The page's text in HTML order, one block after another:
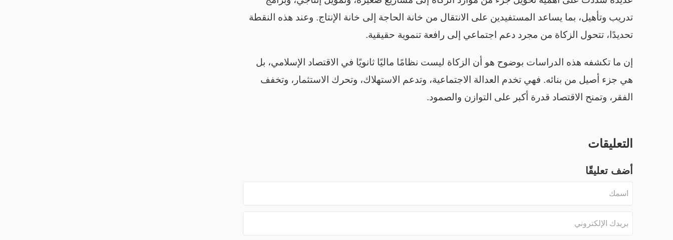
تدريب وتأهيل، بما يساعد المستفيدين على الانتقال من خانة الحاجة إلى خانة الإنتاج. وعند هذه النقطة
تحديدًا، تتحول الزكاة من مجرد دعم اجتماعي إلى رافعة تنموية حقيقية.
إن ما تكشفه هذه الدراسات بوضوح هو أن الزكاة ليست نظامًا ماليًا ثانويًا في الاقتصاد الإسلامي، بل
هي جزء أصيل من بنائه. فهي تخدم العدالة الاجتماعية، وتدعم الاستهلاك، وتحرك الاستثمار، وتخفف
الفقر، وتمنح الاقتصاد قدرة أكبر على التوازن والصمود.
التعليقات
أضف تعليقًا